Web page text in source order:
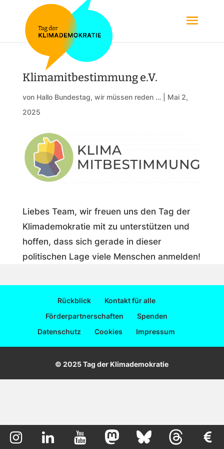
Klimamitbestimmung e.V.
von Hallo Bundestag, wir müssen reden …| Mai 2,
2025
Liebes Team, wir freuen uns den Tag der
Klimademokratie mit zu unterstützen und
hoffen, dass sich gerade in dieser
politischen Lage viele Menschen anmelden!
Rückblick
Kontakt für alle
Förderpartnerschaften
Spenden
Datenschutz
Cookies Impressum
© 2025 Tag der Klimademokratie